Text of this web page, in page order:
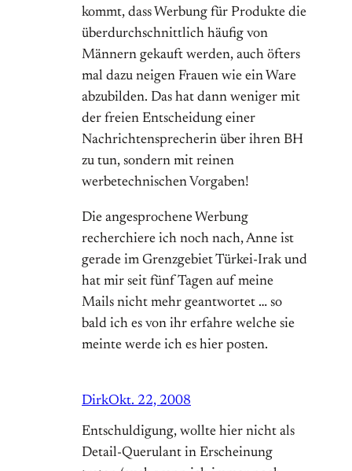
kommt, dass Werbung für Produkte die
überdurchschnittlich häufig von
Männern gekauft werden, auch öfters
mal dazu neigen Frauen wie ein Ware
abzubilden. Das hat dann weniger mit
der freien Entscheidung einer
Nachrichtensprecherin über ihren BH
zu tun, sondern mit reinen
werbetechnischen Vorgaben!
Die angesprochene Werbung
recherchiere ich noch nach, Anne ist
gerade im Grenzgebiet Türkei-Irak und
hat mir seit fünf Tagen auf meine
Mails nicht mehr geantwortet … so
bald ich es von ihr erfahre welche sie
meinte werde ich es hier posten.
DirkOkt. 22, 2008
Entschuldigung, wollte hier nicht als
Detail-Querulant in Erscheinung